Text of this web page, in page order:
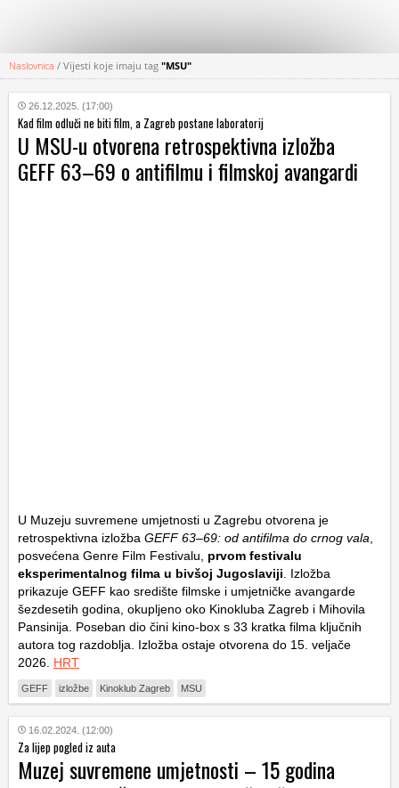
KATEGORIJE
HRVATSKI
WEB
Naslovnica / Vijesti koje imaju tag "MSU"
26.12.2025. (17:00)
Kad film odluči ne biti film, a Zagreb postane laboratorij
U MSU-u otvorena retrospektivna izložba
GEFF 63–69 o antifilmu i filmskoj avangardi
U Muzeju suvremene umjetnosti u Zagrebu otvorena je
retrospektivna izložba GEFF 63–69: od antifilma do crnog vala
posvećena Genre Film Festivalu,
prvom festivalu
eksperimentalnog filma u bivšoj Jugoslaviji . Izložba
prikazuje GEFF kao središte filmske i umjetničke avangarde
šezdesetih godina, okupljeno oko Kinokluba Zagreb i Mihovila
Pansinija. Poseban dio čini kino-box s 33 kratka filma ključnih
autora tog razdoblja. Izložba ostaje otvorena do 15. veljače
2026. HRT
GEFF izložbe Kinoklub Zagreb MSU
16.02.2024. (12:00)
Za lijep pogled iz auta
Muzej suvremene umjetnosti – 15 godina